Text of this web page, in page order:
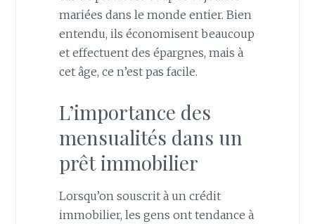
mariées dans le monde entier. Bien
entendu, ils économisent beaucoup
et effectuent des épargnes, mais à
cet âge, ce n’est pas facile.
L’importance des
mensualités dans un
prêt immobilier
Lorsqu’on souscrit à un crédit
immobilier, les gens ont tendance à